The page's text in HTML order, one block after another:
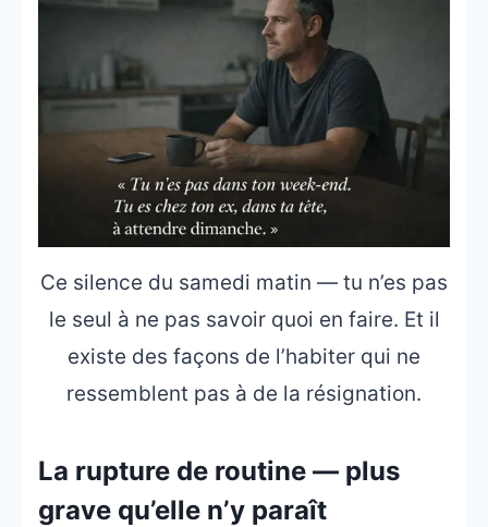
Ce silence du samedi matin — tu n’es pas
le seul à ne pas savoir quoi en faire. Et il
existe des façons de l’habiter qui ne
ressemblent pas à de la résignation.
La rupture de routine — plus
grave qu’elle n’y paraît